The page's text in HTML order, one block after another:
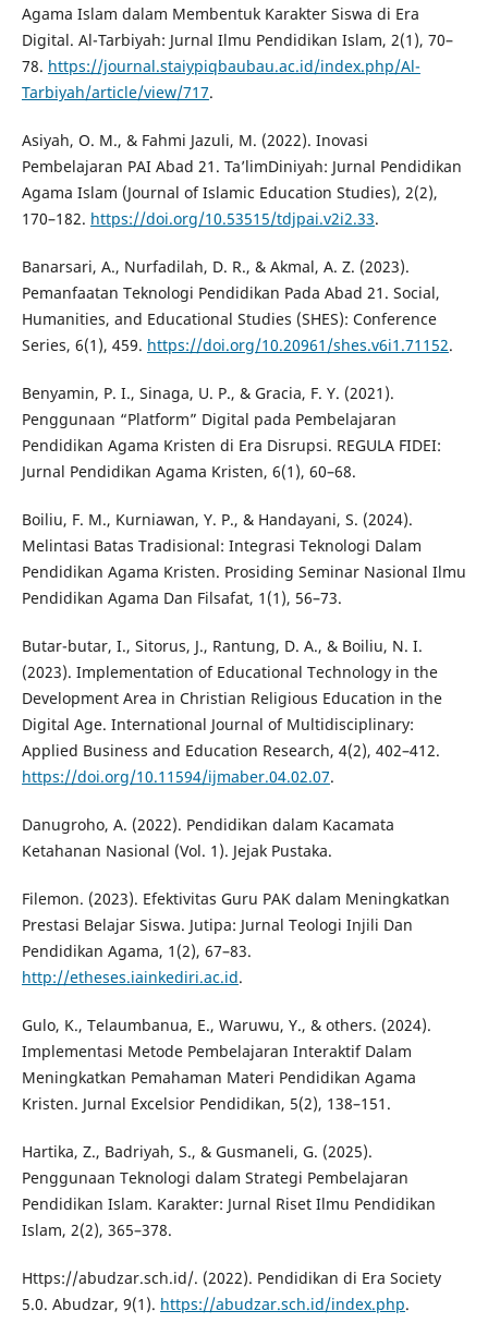
Agama Islam dalam Membentuk Karakter Siswa di Era
Digital. Al-Tarbiyah: Jurnal Ilmu Pendidikan Islam, 2(1), 70–
78. https://journal.staiypiqbaubau.ac.id/index.php/Al-
Tarbiyah/article/view/717.
Asiyah, O. M., & Fahmi Jazuli, M. (2022). Inovasi
Pembelajaran PAI Abad 21. Ta’limDiniyah: Jurnal Pendidikan
Agama Islam (Journal of Islamic Education Studies), 2(2),
170–182. https://doi.org/10.53515/tdjpai.v2i2.33.
Banarsari, A., Nurfadilah, D. R., & Akmal, A. Z. (2023).
Pemanfaatan Teknologi Pendidikan Pada Abad 21. Social,
Humanities, and Educational Studies (SHES): Conference
Series, 6(1), 459. https://doi.org/10.20961/shes.v6i1.71152.
Benyamin, P. I., Sinaga, U. P., & Gracia, F. Y. (2021).
Penggunaan “Platform” Digital pada Pembelajaran
Pendidikan Agama Kristen di Era Disrupsi. REGULA FIDEI:
Jurnal Pendidikan Agama Kristen, 6(1), 60–68.
Boiliu, F. M., Kurniawan, Y. P., & Handayani, S. (2024).
Melintasi Batas Tradisional: Integrasi Teknologi Dalam
Pendidikan Agama Kristen. Prosiding Seminar Nasional Ilmu
Pendidikan Agama Dan Filsafat, 1(1), 56–73.
Butar-butar, I., Sitorus, J., Rantung, D. A., & Boiliu, N. I.
(2023). Implementation of Educational Technology in the
Development Area in Christian Religious Education in the
Digital Age. International Journal of Multidisciplinary:
Applied Business and Education Research, 4(2), 402–412.
https://doi.org/10.11594/ijmaber.04.02.07.
Danugroho, A. (2022). Pendidikan dalam Kacamata
Ketahanan Nasional (Vol. 1). Jejak Pustaka.
Filemon. (2023). Efektivitas Guru PAK dalam Meningkatkan
Prestasi Belajar Siswa. Jutipa: Jurnal Teologi Injili Dan
Pendidikan Agama, 1(2), 67–83.
http://etheses.iainkediri.ac.id.
Gulo, K., Telaumbanua, E., Waruwu, Y., & others. (2024).
Implementasi Metode Pembelajaran Interaktif Dalam
Meningkatkan Pemahaman Materi Pendidikan Agama
Kristen. Jurnal Excelsior Pendidikan, 5(2), 138–151.
Hartika, Z., Badriyah, S., & Gusmaneli, G. (2025).
Penggunaan Teknologi dalam Strategi Pembelajaran
Pendidikan Islam. Karakter: Jurnal Riset Ilmu Pendidikan
Islam, 2(2), 365–378.
Https://abudzar.sch.id/. (2022). Pendidikan di Era Society
5.0. Abudzar, 9(1). https://abudzar.sch.id/index.php.